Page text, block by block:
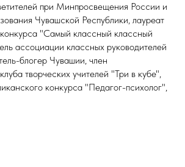
при Минпросвещения России и
Чувашской Республики, лауреат
"Самый классный классный
ассоциации классных руководителей
блогер Чувашии, член
творческих учителей "Три в кубе",
конкурса "Педагог-психолог",